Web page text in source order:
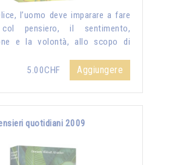
l’uomo deve imparare a fare
pensiero, il sentimento,
e la volontà, allo scopo di
5.00CHF
Aggiungere
quotidiani 2009